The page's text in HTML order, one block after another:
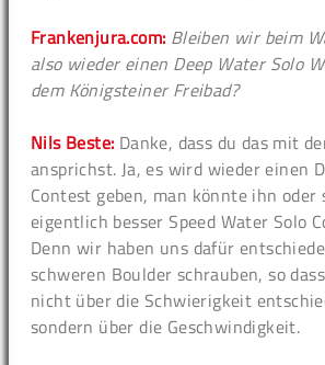
Frankenjura.com: Bleiben wir beim
also wieder einen Deep Water Solo
dem Königsteiner Freibad?
Nils Beste: Danke, dass du das mit
ansprichst. Ja, es wird wieder einen
Contest geben, man könnte ihn oder
eigentlich besser Speed Water Solo
Denn wir haben uns dafür
schweren Boulder schrauben, so
nicht über die Schwierigkeit
sondern über die Geschwindigkeit.